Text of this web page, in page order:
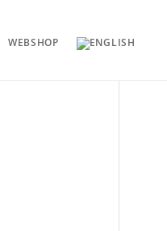
WEBSHOP